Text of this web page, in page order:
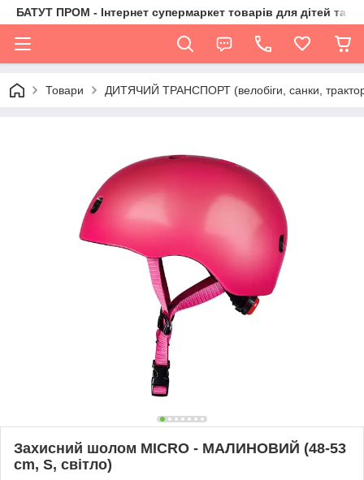
БАТУТ ПРОМ - Інтернет супермаркет товарів для дітей та їх
Товари ДИТЯЧИЙ ТРАНСПОРТ (велобіги, санки,
Захисний шолом MICRO - МАЛИНОВИЙ (48-53
сm, S, світло)